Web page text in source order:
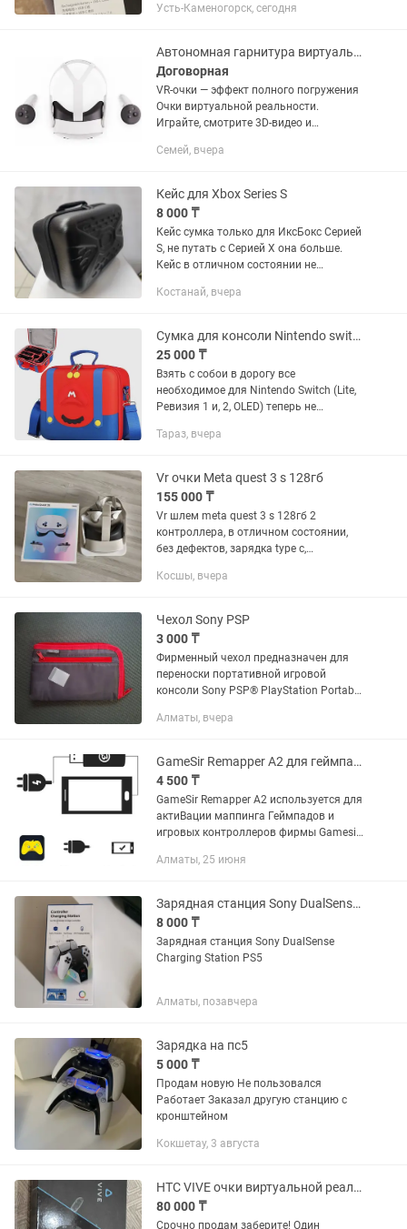
Усть-Каменогорск, сегодня
Автономная гарнитура виртуальной реальности
Договорная
VR-очки — эффект полного погружения
Очки виртуальной реальности.
Играйте, смотрите 3D-видео и
смартфоном. Новый, не использовали.
Семей, вчера
Кейс для Xbox Series S
8 000 ₸
Кейс сумка только для ИксБокс Серией
S, не путать с Серией X она больше.
Кейс в отличном состоянии не
Костанай, вчера
Сумка для консоли Nintendo switch - Storage Bag (Super Mario Mustache)
25 000 ₸
Взять с собои в дорогу все
необходимое для Nintendo Switch (Lite,
Ревизия 1 и, 2, OLED) теперь не
специальной сумке (чехлу / кейсу /
Тараз, вчера
Vr очки Meta quest 3 s 128гб
155 000 ₸
Vr шлем meta quest 3 s 128гб 2
контроллера, в отличном состоянии,
без дефектов, зарядка type c,
Косшы, вчера
Чехол Sony PSP
3 000 ₸
Фирменный чехол предназначен для
переноски портативной игровой
консоли Sony PSP® PlayStation Portable
Алматы, вчера
GameSir Remapper A2 для геймпадов и контроллеров
4 500 ₸
GameSir Remapper A2 используется для
актиВации маппинга Геймпадов и
игровых контроллеров фирмы Gamesir
BattleDock/Z2 и других Работает
Алматы, 25 июня
Зарядная станция Sony DualSense Charging Station PS5
8 000 ₸
Зарядная станция Sony DualSense
Charging Station PS5
Алматы, позавчера
Зарядка на пс5
5 000 ₸
Продам новую Не пользовался
Работает Заказал другую станцию с
кронштейном
Кокшетау, 3 августа
HTC VIVE очки виртуальной реальности
80 000 ₸
Срочно продам заберите! Один